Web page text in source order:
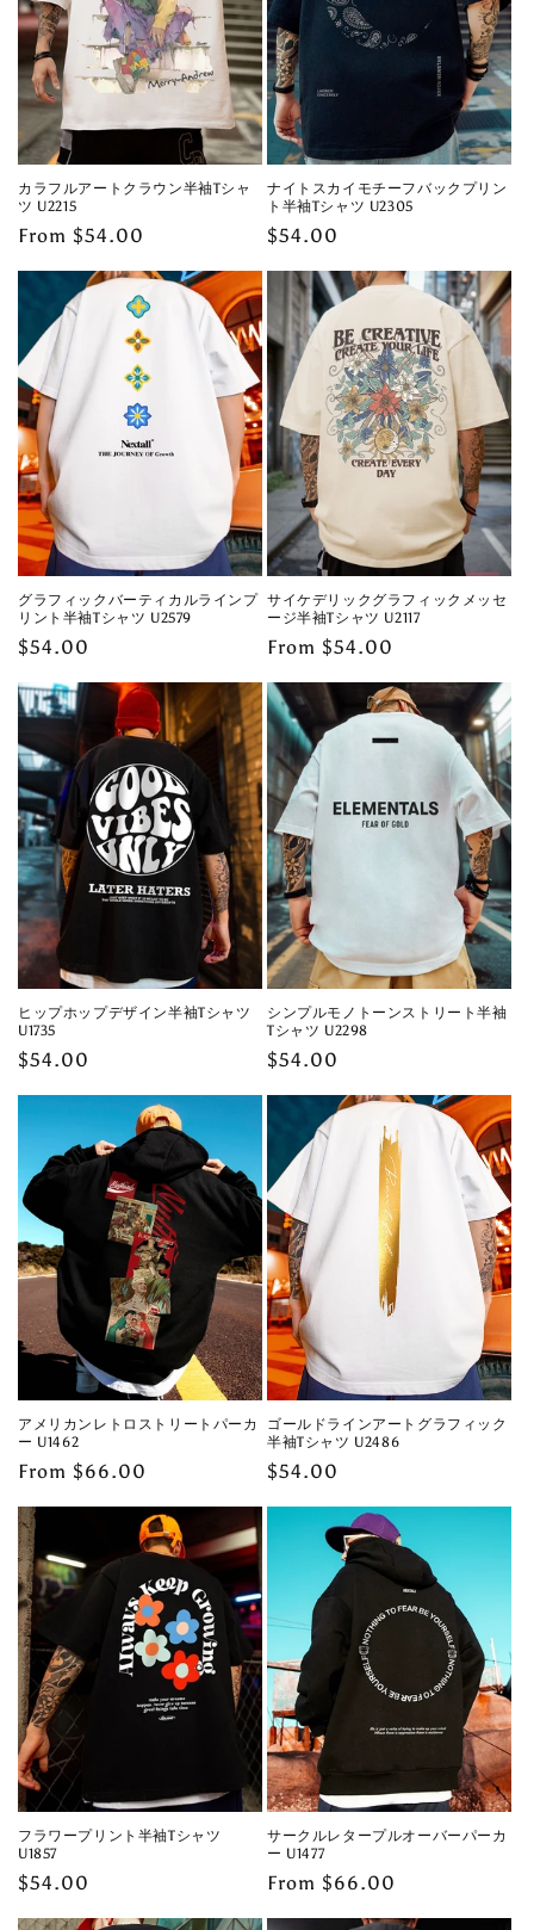
カラフルアートクラウン半袖Tシャ
ツ U2215
Regular
From $54.00
ナイトスカイモチーフバックプリン
ト半袖Tシャツ U2305
Regular
$54.00
グラフィックバーティカルラインプ
リント半袖Tシャツ U2579
Regular
$54.00
サイケデリックグラフィックメッセ
ージ半袖Tシャツ U2117
Regular
From $54.00
ヒップホップデザイン半袖Tシャツ
U1735
Regular
$54.00
シンプルモノトーンストリート半袖
Tシャツ U2298
Regular
$54.00
アメリカンレトロストリートパーカ
ー U1462
Regular
From $66.00
ゴールドラインアートグラフィック
半袖Tシャツ U2486
Regular
$54.00
フラワープリント半袖Tシャツ
U1857
Regular
$54.00
サークルレタープルオーバーパーカ
ー U1477
Regular
From $66.00